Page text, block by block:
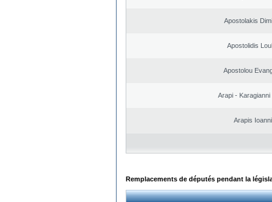
Apostolakis
Apostolidis
Apostolou
Arapi - Karagianni
Arapis
Remplacements de députés pendant la